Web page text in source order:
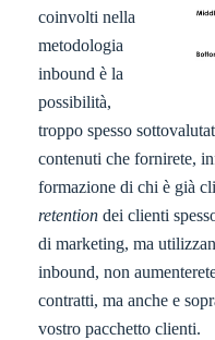
coinvolti nella
metodologia
inbound è la
possibilità,
troppo spesso
contenuti che fornirete,
formazione di chi è già
retention dei clienti
di marketing, ma
inbound, non
contratti, ma anche e
vostro pacchetto clienti.